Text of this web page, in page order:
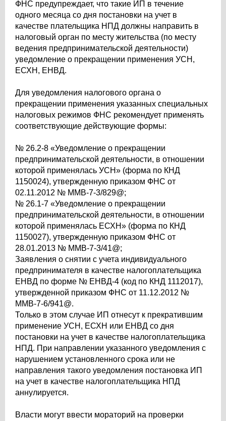
ФНС предупреждает, что такие ИП в течение
одного месяца со дня постановки на учет в
качестве плательщика НПД должны направить в
налоговый орган по месту жительства (по месту
ведения предпринимательской деятельности)
уведомление о прекращении применения УСН,
ЕСХН, ЕНВД.
Для уведомления налогового органа о
прекращении применения указанных специальных
налоговых режимов ФНС рекомендует применять
соответствующие действующие формы:
№ 26.2-8 «Уведомление о прекращении
предпринимательской деятельности, в отношении
которой применялась УСН» (форма по КНД
1150024), утвержденную приказом ФНС от
02.11.2012 № ММВ-7-3/829@;
№ 26.1-7 «Уведомление о прекращении
предпринимательской деятельности, в отношении
которой применялась ЕСХН» (форма по КНД
1150027), утвержденную приказом ФНС от
28.01.2013 № ММВ-7-3/41@;
Заявления о снятии с учета индивидуального
предпринимателя в качестве налогоплательщика
ЕНВД по форме № ЕНВД-4 (код по КНД 1112017),
утвержденной приказом ФНС от 11.12.2012 №
ММВ-7-6/941@.
Только в этом случае ИП отнесут к прекратившим
применение УСН, ЕСХН или ЕНВД со дня
постановки на учет в качестве налогоплательщика
НПД. При направлении указанного уведомления с
нарушением установленного срока или не
направления такого уведомления постановка ИП
на учет в качестве налогоплательщика НПД
аннулируется.
Власти могут ввести мораторий на проверки